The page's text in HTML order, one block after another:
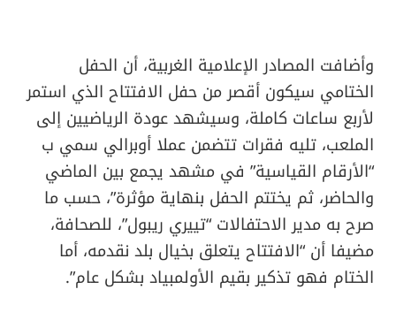
وأضافت المصادر الإعلامية الغربية، أن الحفل
الختامي سيكون أقصر من حفل الافتتاح الذي استمر
لأربع ساعات كاملة، وسيشهد عودة الرياضيين إلى
الملعب، تليه فقرات تتضمن عملا أوبرالي سمي ب
“الأرقام القياسية” في مشهد يجمع بين الماضي
والحاضر، ثم يختتم الحفل بنهاية مؤثرة”، حسب ما
صرح به مدير الاحتفالات “تييري ريبول”، للصحافة،
مضيفا أن “الافتتاح يتعلق بخيال بلد نقدمه، أما
الختام فهو تذكير بقيم الأولمبياد بشكل عام”.